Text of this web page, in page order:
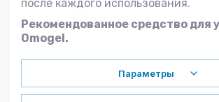
после каждого использования.
Рекомендованное средство для
Omogel.
Параметры